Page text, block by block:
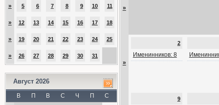
» 5 6 7 8 9 10 11
» 12 13 14 15 16 17 18
» 19 20 21 22 23 24 25
» 26 27 28 29 30 31
Август 2026
В П В С Ч П С
»
»
2
Именинников: 8
9